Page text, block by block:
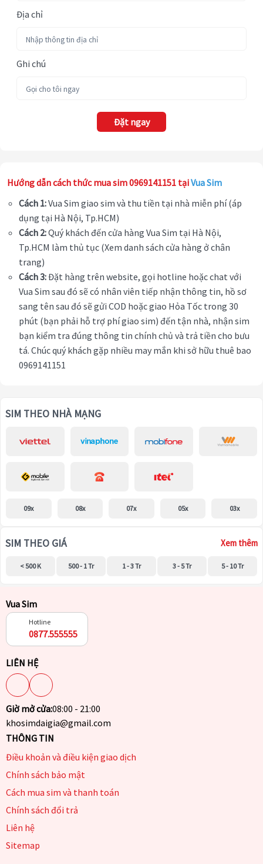
Địa chỉ
Ghi chú
Đặt ngay
Hướng dẫn cách thức mua sim 0969141151 tạiVua Sim
Cách 1:Vua Sim giao sim và thu tiền tại nhà miễn phí (áp
dụng tại Hà Nội, Tp.HCM)
Cách 2:Quý khách đến cửa hàng Vua Sim tại Hà Nội,
Tp.HCM làm thủ tục (Xem danh sách cửa hàng ở chân
trang)
Cách 3:Đặt hàng trên website, gọi hotline hoặc chat với
Vua Sim sau đó sẽ có nhân viên tiếp nhận thông tin, hồ sơ
sang tên sau đó sẽ gửi COD hoặc giao Hỏa Tốc trong 30
phút (bạn phải hỗ trợ phí giao sim) đến tận nhà, nhận sim
bạn kiểm tra đúng thông tin chính chủ và trả tiền cho bưu
tá. Chúc quý khách gặp nhiều may mắn khi sở hữu thuê bao
0969141151
SIM THEO NHÀ MẠNG
09x 08x 07x 05x 03x
SIM THEO GIÁ Xem thêm
< 500 K 500 - 1 Tr 1 - 3 Tr 3 - 5 Tr 5 - 10 Tr
Vua Sim
Hotline
0877.555555
LIÊN HỆ
Giờ mở cửa:08:00 - 21:00
khosimdaigia@gmail.com
THÔNG TIN
Điều khoản và điều kiện giao dịch
Chính sách bảo mật
Cách mua sim và thanh toán
Chính sách đổi trả
Liên hệ
Sitemap